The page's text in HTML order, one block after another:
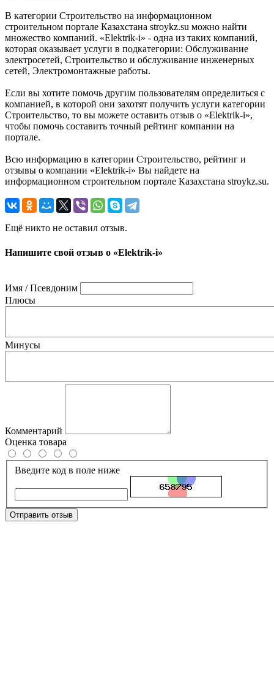
В категории Строительство на информационном
строительном портале Казахстана stroykz.su можно найти
множество компаний. «Elektrik-i» - одна из таких компаний,
которая оказывает услуги в подкатегории: Обслуживание
электросетей, Строительство и обслуживание инженерных
сетей, Электромонтажные работы.
Если вы хотите помочь другим пользователям определиться с
компанией, в которой они захотят получить услуги категории
Строительство, то вы можете оставить отзыв о «Elektrik-i»,
чтобы помочь составить точный рейтинг компании на
портале.
Всю информацию в категории Строительство, рейтинг и
отзывы о компании «Elektrik-i» Вы найдете на
информационном строительном портале Казахстана stroykz.su.
Ещё никто не оставил отзыв.
Напишите свой отзыв о «Elektrik-i»
Имя / Псевдоним
Плюсы
Минусы
Комментарий
Оценка товара
Введите код в поле ниже
Отправить отзыв